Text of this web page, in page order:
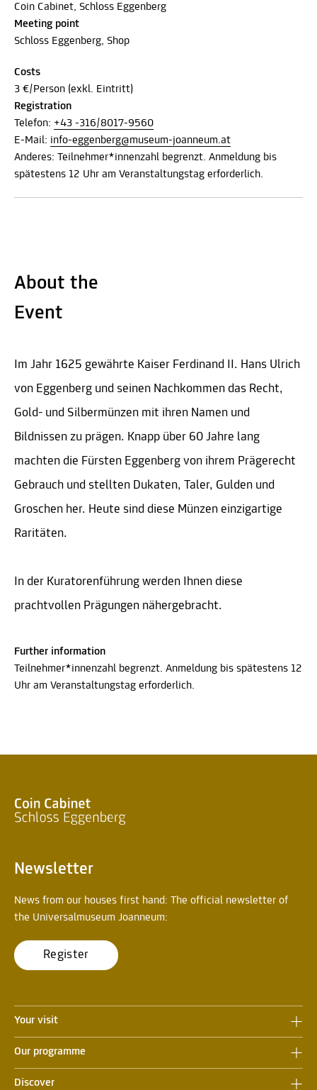
Coin Cabinet, Schloss Eggenberg
Meeting point
Schloss Eggenberg, Shop
Costs
3 €/Person (exkl. Eintritt)
Registration
Telefon: +43 -316/8017-9560
E-Mail: info-eggenberg@museum-joanneum.at
Anderes: Teilnehmer*innenzahl begrenzt. Anmeldung bis
spätestens 12 Uhr am Veranstaltungstag erforderlich.
About the
Event
Im Jahr 1625 gewährte Kaiser Ferdinand II. Hans Ulrich
von Eggenberg und seinen Nachkommen das Recht,
Gold- und Silbermünzen mit ihren Namen und
Bildnissen zu prägen. Knapp über 60 Jahre lang
machten die Fürsten Eggenberg von ihrem Prägerecht
Gebrauch und stellten Dukaten, Taler, Gulden und
Groschen her. Heute sind diese Münzen einzigartige
Raritäten.
In der Kuratorenführung werden Ihnen diese
prachtvollen Prägungen nähergebracht.
Further information
Teilnehmer*innenzahl begrenzt. Anmeldung bis spätestens 12
Uhr am Veranstaltungstag erforderlich.
Newsletter
News from our houses first hand: The official newsletter of
the Universalmuseum Joanneum:
Register
Your visit
Our programme
Discover